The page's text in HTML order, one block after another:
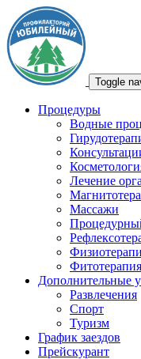
Toggle
Процедуры
Водные
Лечение
Массажи
Фитотерапия
Дополнительные
Развлечения
Спорт
Туризм
График заездов
Прейскурант